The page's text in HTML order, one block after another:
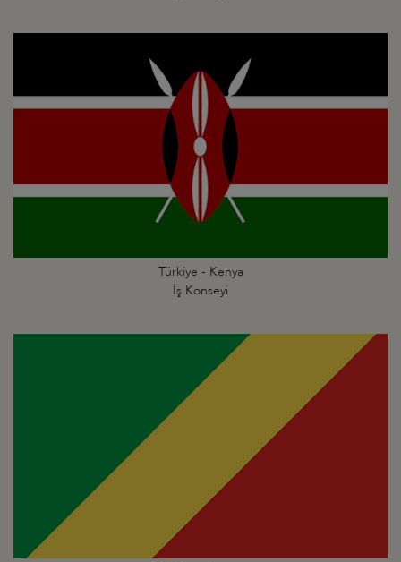
Türkiye - Kenya
İş Konseyi